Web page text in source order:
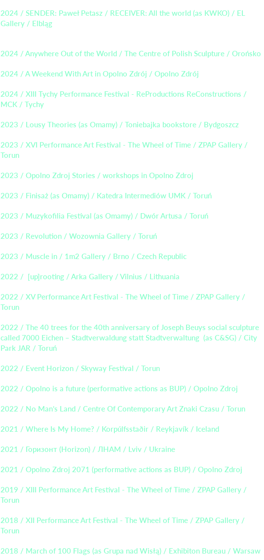
2024 / SENDER: Paweł Petasz / RECEIVER: All the world (as KWKO) / EL
Gallery / Elbląg
2024 / Anywhere Out of the World / The Centre of Polish Sculpture / Orońsko
2024 / A Weekend With Art in Opolno Zdrój / Opolno Zdrój
2024 / XIII Tychy Performance Festival - ReProductions ReConstructions /
MCK / Tychy
2023 / Lousy Theories (as Omamy) / Toniebajka bookstore / Bydgoszcz
2023 / XVI Performance Art Festival - The Wheel of Time / ZPAP Gallery /
Torun
2023 / Opolno Zdroj Stories / workshops in Opolno Zdroj
2023 / Finisaż (as Omamy) / Katedra Intermediów UMK / Toruń
2023 / Muzykofilia Festival (as Omamy) / Dwór Artusa / Toruń
2023 / Revolution / Wozownia Gallery / Toruń
2023 / Muscle in / 1m2 Gallery / Brno / Czech Republic
2022 / [up]rooting / Arka Gallery / Vilnius / Lithuania
2022 / XV Performance Art Festival - The Wheel of Time / ZPAP Gallery /
Torun
2022 / The 40 trees for the 40th anniversary of Joseph Beuys social sculpture
called 7000 Eichen – Stadtverwaldung statt Stadtverwaltung (as C&SG) / City
Park JAR / Toruń
2022 / Event Horizon / Skyway Festival / Torun
2022 / Opolno is a future (performative actions as BUP) / Opolno Zdroj
2022 / No Man’s Land / Centre Of Contemporary Art Znaki Czasu / Torun
2021 / Where Is My Home? / Korpúlfsstaðir / Reykjavík / Iceland
2021 / Горизонт (Horizon) / ЛНАМ / Lviv / Ukraine
2021 / Opolno Zdroj 2071 (performative actions as BUP) / Opolno Zdroj
2019 / XIII Performance Art Festival - The Wheel of Time / ZPAP Gallery /
Torun
2018 / XII Performance Art Festival - The Wheel of Time / ZPAP Gallery /
Torun
2018 / March of 100 Flags (as Grupa nad Wisłą) / Exhibiton Bureau / Warsaw